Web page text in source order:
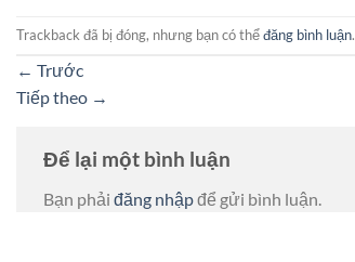
Trackback đã bị đóng, nhưng bạn có thểđăng bình luận.
← Trước
Tiếp theo →
Để lại một bình luận
Bạn phải đăng nhậpđể gửi bình luận.